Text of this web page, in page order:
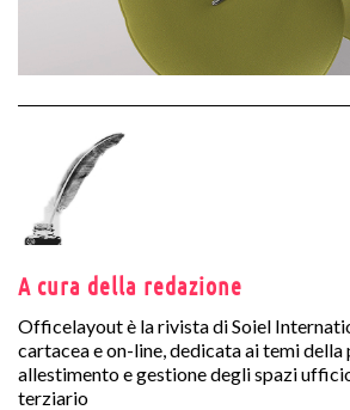
A cura della redazione
Officelayout è la rivista di Soiel
cartacea e on-line, dedicata ai temi della
allestimento e gestione degli spazi
terziario